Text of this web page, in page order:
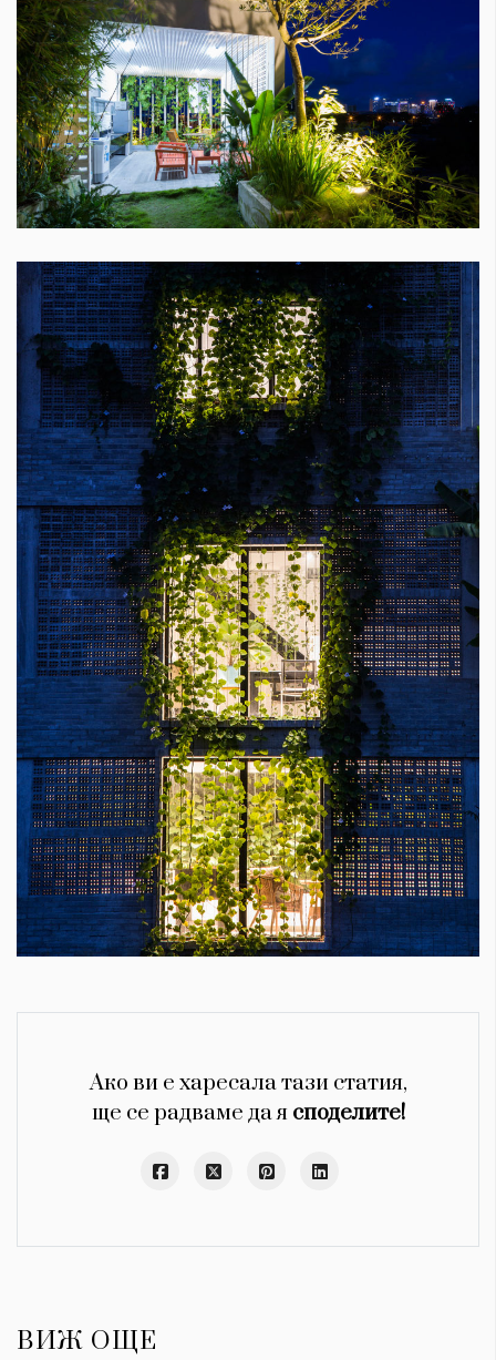
Ако ви е харесала тази статия,
ще се радваме да я споделите!
ВИЖ ОЩЕ